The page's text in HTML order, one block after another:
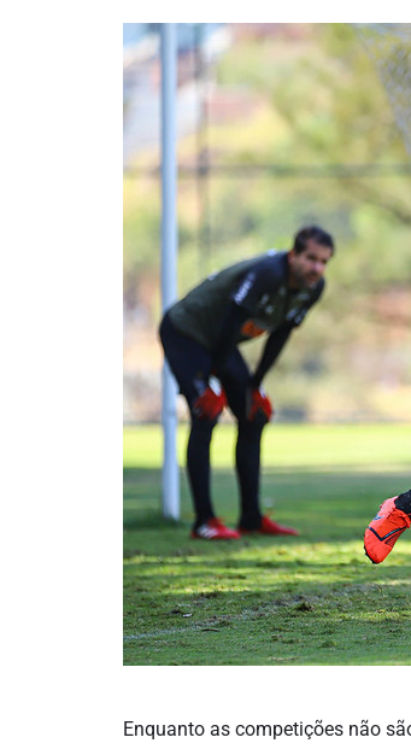
Enquanto as competições não